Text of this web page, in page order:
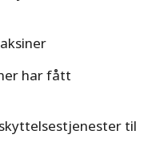
har fått
til